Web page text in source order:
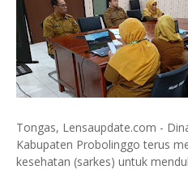
Tongas, Lensaupdate.com -
Kabupaten Probolinggo terus
kesehatan (sarkes) untuk